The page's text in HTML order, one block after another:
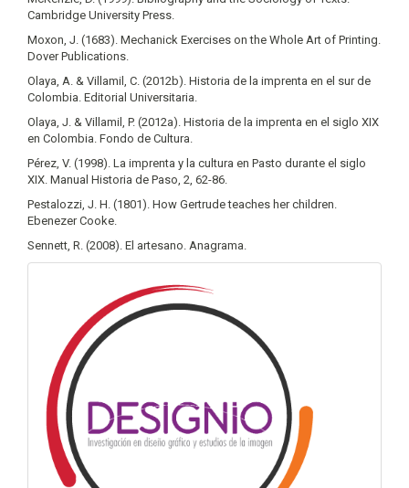
Cambridge University Press.
Moxon, J. (1683). Mechanick Exercises on the Whole Art of Printing.
Dover Publications.
Olaya, A. & Villamil, C. (2012b). Historia de la imprenta en el sur de
Colombia. Editorial Universitaria.
Olaya, J. & Villamil, P. (2012a). Historia de la imprenta en el siglo XIX
en Colombia. Fondo de Cultura.
Pérez, V. (1998). La imprenta y la cultura en Pasto durante el siglo
XIX. Manual Historia de Paso, 2, 62-86.
Pestalozzi, J. H. (1801). How Gertrude teaches her children.
Ebenezer Cooke.
Sennett, R. (2008). El artesano. Anagrama.